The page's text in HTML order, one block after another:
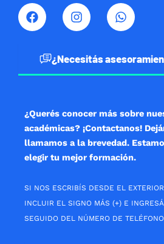
F
a
c
I
n
s
a
W
h
a
s
¿Necesitás
¿Querés conocer más sobre
académicas? ¡Contactanos!
llamamos a la brevedad.
elegir tu mejor formación.
SI NOS ESCRIBÍS DESDE EL
INCLUIR EL SIGNO MÁS (+) E
SEGUIDO DEL NÚMERO DE